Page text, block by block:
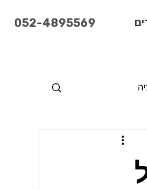
052-4895569